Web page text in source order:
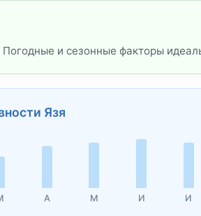
и сезонные факторы
Язя
А М И И